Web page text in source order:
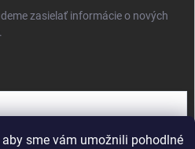
sme vám umožnili pohodlné
zasielať informácie o nových